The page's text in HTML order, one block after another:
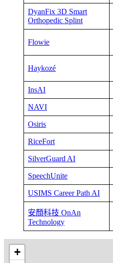
DyanFix 3D Smart
Orthopedic Splint
Flowie
Haykozé
InsAI
NAVI
Osiris
RiceFort
SilverGuard AI
SpeechUnite
USIMS Career Path AI
安顏科技 OnAn
Technology
+